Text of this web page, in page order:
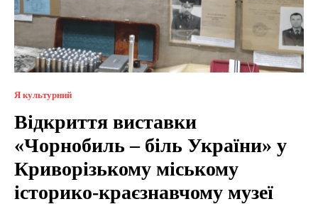
Я культурний
Відкриття виставки
«Чорнобиль – біль України» у
Криворізькому міському
історико-краєзнавчому музеї